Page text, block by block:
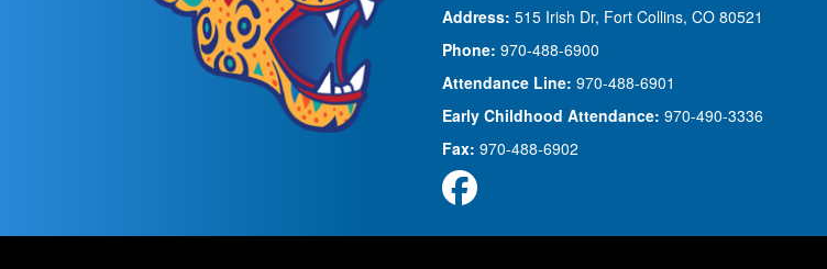
Address: 515 Irish Dr, Fort Collins, CO 80521
Phone: 970-488-6900
Attendance Line: 970-488-6901
Early Childhood Attendance: 970-490-3336
Fax: 970-488-6902